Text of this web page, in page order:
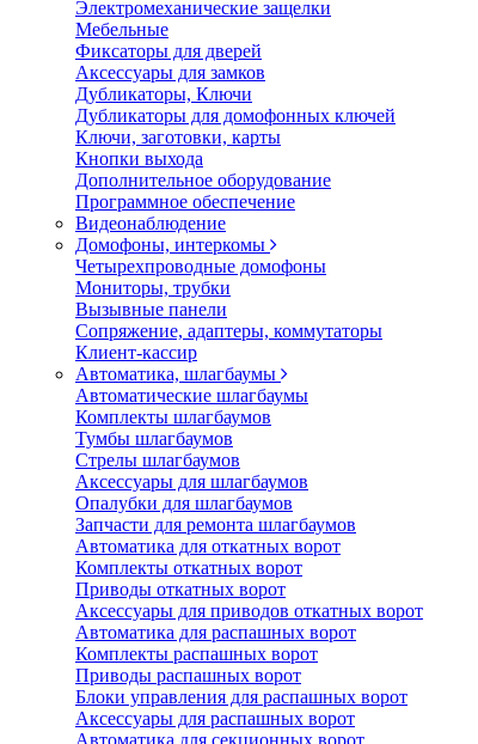
Электромеханические защелки
Мебельные
Фиксаторы для дверей
Аксессуары для замков
Дубликаторы, Ключи
Дубликаторы для домофонных ключей
Ключи, заготовки, карты
Кнопки выхода
Дополнительное оборудование
Программное обеспечение
Видеонаблюдение
Домофоны, интеркомы
Четырехпроводные домофоны
Мониторы, трубки
Вызывные панели
Сопряжение, адаптеры, коммутаторы
Клиент-кассир
Автоматика, шлагбаумы
Автоматические шлагбаумы
Комплекты шлагбаумов
Тумбы шлагбаумов
Стрелы шлагбаумов
Аксессуары для шлагбаумов
Опалубки для шлагбаумов
Запчасти для ремонта шлагбаумов
Автоматика для откатных ворот
Комплекты откатных ворот
Приводы откатных ворот
Аксессуары для приводов откатных ворот
Автоматика для распашных ворот
Комплекты распашных ворот
Приводы распашных ворот
Блоки управления для распашных ворот
Аксессуары для распашных ворот
Автоматика для секционных ворот